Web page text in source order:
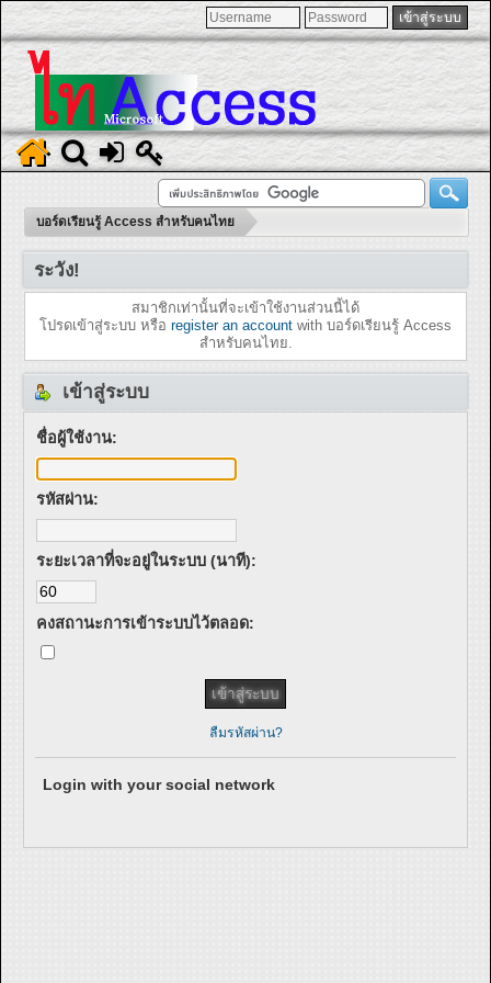
บอร์ดเรียนรู้ Access สำหรับคนไทย
ระวัง!
สมาชิกเท่านั้นที่จะเข้าใช้งานส่วนนี้ได้
โปรดเข้าสู่ระบบ หรือ register an account with บอร์ดเรียนรู้ Access
สำหรับคนไทย.
เข้าสู่ระบบ
ชื่อผู้ใช้งาน:
รหัสผ่าน:
ระยะเวลาที่จะอยู่ในระบบ (นาที):
คงสถานะการเข้าระบบไว้ตลอด:
ลืมรหัสผ่าน?
Login with your social network